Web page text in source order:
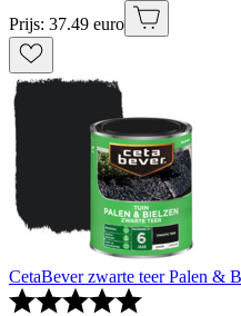
Prijs: 37.49 euro
CetaBever zwarte teer Palen &